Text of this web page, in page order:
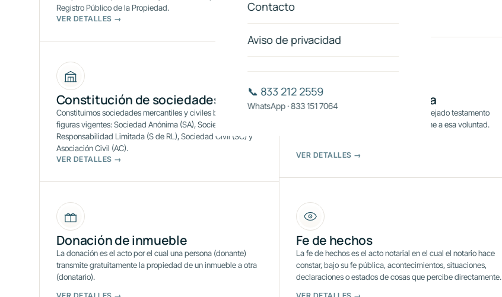
Contacto
Aviso de privacidad
📞 833 212 2559
WhatsApp · 833 151 7064
Registro Público de la Propiedad.
VER DETALLES →
Constitución de sociedades
Constituimos sociedades mercantiles y civiles bajo todas las
figuras vigentes: Sociedad Anónima (SA), Sociedad de
Responsabilidad Limitada (S de RL), Sociedad Civil (SC) y
Asociación Civil (AC).
VER DETALLES →
Sucesión testamentaria
Cuando una persona fallece habiendo dejado testamento
válido, sus bienes se transmiten conforme a esa voluntad.
VER DETALLES →
Donación de inmueble
La donación es el acto por el cual una persona (donante)
transmite gratuitamente la propiedad de un inmueble a otra
(donatario).
VER DETALLES →
Fe de hechos
La fe de hechos es el acto notarial en el cual el notario hace
constar, bajo su fe pública, acontecimientos, situaciones,
declaraciones o estados de cosas que percibe directamente.
VER DETALLES →